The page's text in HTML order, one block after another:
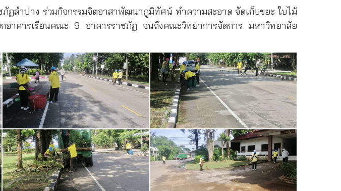
ลำปาง ร่วมกิจกรรมจิตอาสาพัฒนาภูมิทัศน์ ทำความสะอาด จัดเก็บขยะ ใบไม้
าคารเรียนคณะ 9 อาคารราชภัฏ จนถึงคณะวิทยาการจัดการ มหาวิทยาลัย